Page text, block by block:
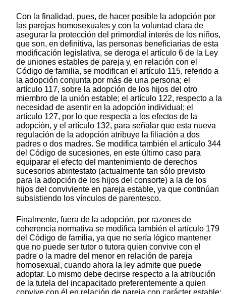
Con la finalidad, pues, de hacer posible la adopción por
las parejas homosexuales y con la voluntad clara de
asegurar la protección del primordial interés de los niños,
que son, en definitiva, las personas beneficiarias de esta
modificación legislativa, se deroga el artículo 6 de la Ley
de uniones estables de pareja y, en relación con el
Código de familia, se modifican el artículo 115, referido a
la adopción conjunta por más de una persona; el
artículo 117, sobre la adopción de los hijos del otro
miembro de la unión estable; el artículo 122, respecto a la
necesidad de asentir en la adopción individual; el
artículo 127, por lo que respecta a los efectos de la
adopción, y el artículo 132, para señalar que esta nueva
regulación de la adopción atribuye la filiación a dos
padres o dos madres. Se modifica también el artículo 344
del Código de sucesiones, en este último caso para
equiparar el efecto del mantenimiento de derechos
sucesorios abintestato (actualmente tan sólo previsto
para la adopción de los hijos del consorte) a la de los
hijos del conviviente en pareja estable, ya que continúan
subsistiendo los vínculos de parentesco.
Finalmente, fuera de la adopción, por razones de
coherencia normativa se modifica también el artículo 179
del Código de familia, ya que no sería lógico mantener
que no puede ser tutor o tutora quien convive con el
padre o la madre del menor en relación de pareja
homosexual, cuando ahora la ley admite que puede
adoptar. Lo mismo debe decirse respecto a la atribución
de la tutela del incapacitado preferentemente a quien
convive con él en relación de pareja con carácter estable;